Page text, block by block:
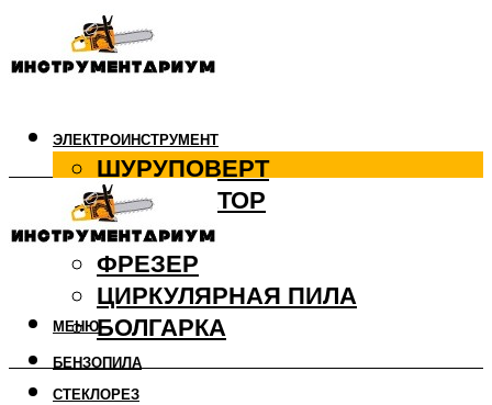
ЭЛЕКТРОИНСТРУМЕНТ
ШУРУПОВЕРТ
ПЕРФОРАТОР
ДРЕЛЬ
ФРЕЗЕР
ЦИРКУЛЯРНАЯ ПИЛА
БОЛГАРКА
БЕНЗОПИЛА
СТЕКЛОРЕЗ
МЕНЮ